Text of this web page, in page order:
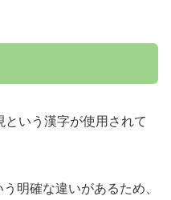
いう漢字が使用されて
明確な違いがあるため、